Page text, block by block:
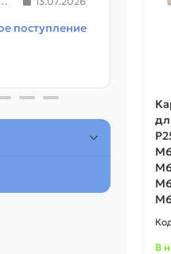
поступление
В